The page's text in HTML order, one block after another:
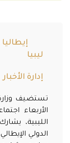
ليبيا
إدارة الأخبار
تستضيف وزارة
الأربعاء
الليبية،
الدولي